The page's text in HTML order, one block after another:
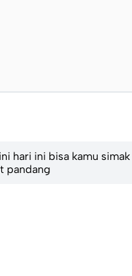
hari ini bisa kamu simak
pandang